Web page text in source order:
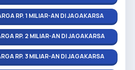
RP. 1 MILIAR-AN DI JAGAKARSA
RP. 2 MILIAR-AN DI JAGAKARSA
RP. 3 MILIAR-AN DI JAGAKARSA